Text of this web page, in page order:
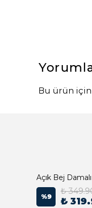
Bu ürün için
Açık Bej
%9
₺
₺